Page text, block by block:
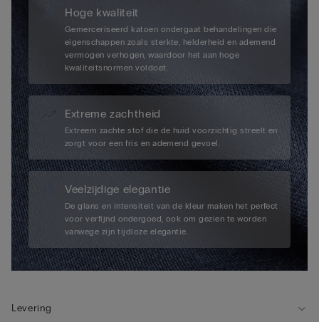
Hoge kwaliteit
Gemerceriseerd katoen ondergaat behandelingen die
eigenschappen zoals sterkte, helderheid en ademend
vermogen verhogen, waardoor het aan hoge
kwaliteitsnormen voldoet.
Extreme zachtheid
Extreem zachte stof die de huid voorzichtig streelt en
zorgt voor een fris en ademend gevoel.
Veelzijdige elegantie
De glans en intensiteit van de kleur maken het perfect
voor verfijnd ondergoed, ook om gezien te worden
vanwege zijn tijdloze elegantie.
Levering